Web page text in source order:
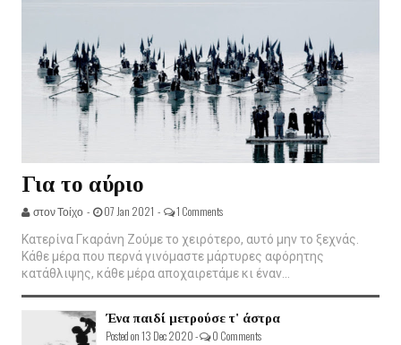
Για το αύριο
στον Τοίχο - 07 Jan 2021 - 1 Comments
Κατερίνα Γκαράνη Ζούμε το χειρότερο, αυτό μην το ξεχνάς.
Κάθε μέρα που περνά γινόμαστε μάρτυρες αφόρητης
κατάθλιψης, κάθε μέρα αποχαιρετάμε κι έναν...
Ένα παιδί μετρούσε τ' άστρα
Posted on 13 Dec 2020 - 0 Comments